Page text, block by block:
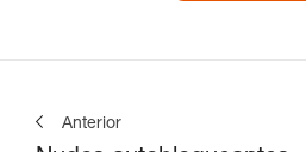
Anterior